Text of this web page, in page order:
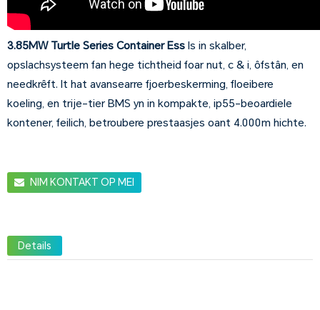
3.85MW Turtle Series Container Ess Is in skalber,
opslachsysteem fan hege tichtheid foar nut, c & i, ôfstân, en
needkrêft. It hat avansearre fjoerbeskerming, floeibere
koeling, en trije-tier BMS yn in kompakte, ip55-beoardiele
kontener, feilich, betroubere prestaasjes oant 4.000m hichte.
NIM KONTAKT OP MEI
Details